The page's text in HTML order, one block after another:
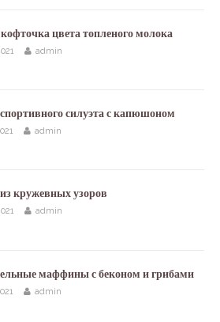
цвета топленого молока
admin
силуэта с капюшоном
admin
кружевных узоров
admin
маффины с беконом и грибами
admin